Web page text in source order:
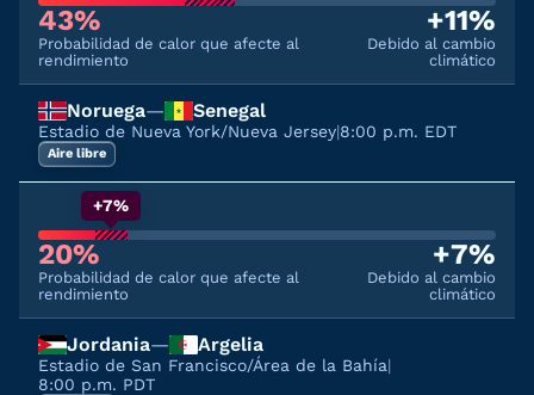
43%
Probabilidad de calor que afecte al
rendimiento
+11%
Debido al cambio
climático
Noruega— Senegal
Estadio de Nueva York/Nueva Jersey|8:00 p.m. EDT
Aire libre
+7%
20%
Probabilidad de calor que afecte al
rendimiento
+7%
Debido al cambio
climático
Jordania— Argelia
Estadio de San Francisco/Área de la Bahía|
8:00 p.m. PDT